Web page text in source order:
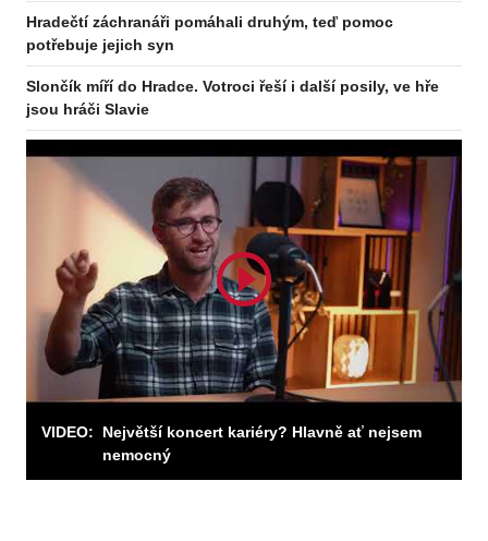
VIDEO:
Největší koncert kariéry? Hlavně ať nejsem
nemocný
Hradečtí záchranáři pomáhali druhým, teď pomoc
potřebuje jejich syn
Slončík míří do Hradce. Votroci řeší i další posily, ve hře
jsou hráči Slavie
Odebírejte zpravodaj
Odebírat